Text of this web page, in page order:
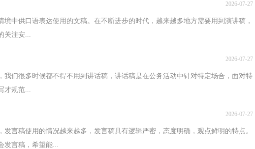
2026-07-27
中供口语表达使用的文稿。在不断进步的时代，越来越多地方需要用到演讲稿，
关注安...
2026-07-27
们很多时候都不得不用到讲话稿，讲话稿是在公务活动中针对特定场合，面对特
才规范...
2026-07-27
言稿使用的情况越来越多，发言稿具有逻辑严密，态度明确，观点鲜明的特点。
发言稿，希望能...